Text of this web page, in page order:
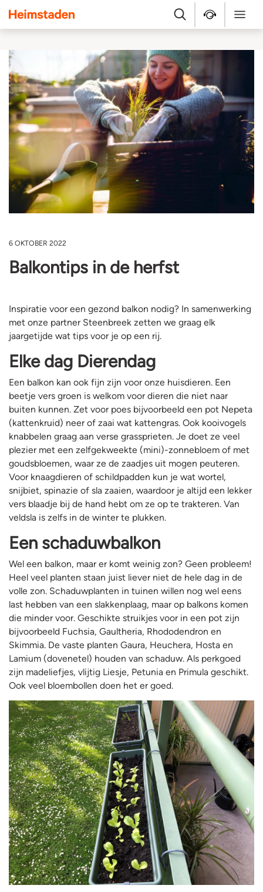
Heimstaden
Zoek Service &Menu
6 OKTOBER 2022
Balkontips in de herfst
Inspiratie voor een gezond balkon nodig? In samenwerking
met onze partner Steenbreek zetten we graag elk
jaargetijde wat tips voor je op een rij.
Elke dag Dierendag
Een balkon kan ook fijn zijn voor onze huisdieren. Een
beetje vers groen is welkom voor dieren die niet naar
buiten kunnen. Zet voor poes bijvoorbeeld een pot Nepeta
(kattenkruid) neer of zaai wat kattengras. Ook kooivogels
knabbelen graag aan verse grassprieten. Je doet ze veel
plezier met een zelfgekweekte (mini)-zonnebloem of met
goudsbloemen, waar ze de zaadjes uit mogen peuteren.
Voor knaagdieren of schildpadden kun je wat wortel,
snijbiet, spinazie of sla zaaien, waardoor je altijd een lekker
vers blaadje bij de hand hebt om ze op te trakteren. Van
veldsla is zelfs in de winter te plukken.
Een schaduwbalkon
Wel een balkon, maar er komt weinig zon? Geen probleem!
Heel veel planten staan juist liever niet de hele dag in de
volle zon. Schaduwplanten in tuinen willen nog wel eens
last hebben van een slakkenplaag, maar op balkons komen
die minder voor. Geschikte struikjes voor in een pot zijn
bijvoorbeeld Fuchsia, Gaultheria, Rhododendron en
Skimmia. De vaste planten Gaura, Heuchera, Hosta en
Lamium (dovenetel) houden van schaduw. Als perkgoed
zijn madeliefjes, vlijtig Liesje, Petunia en Primula geschikt.
Ook veel bloembollen doen het er goed.